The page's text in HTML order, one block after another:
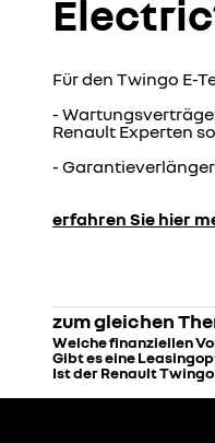
Für den Twingo E-
-
Renault Experten
-
erfahren Sie hier
zum gleichen
Welche finanziellen
Gibt es eine
Ist der Renault